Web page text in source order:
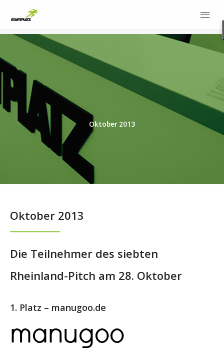
Oktober 2013
Oktober 2013
Die Teilnehmer des siebten
Rheinland-Pitch am 28. Oktober
1. Platz – manugoo.de